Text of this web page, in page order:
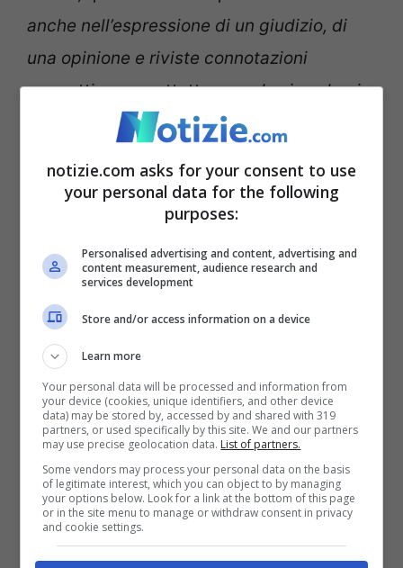
anche nell’espressione di un giudizio, di
una opinione e riviste connotazioni
soggettive soprattutto quando si svolge in
ambito sindacale“.
Il braccio di ferro tra
Conad e la dipendente
E’ stato un lungo braccio di ferro tra Conad e la
dipendente © Ansa
notizie.com asks for your consent to use
your personal data for the following
purposes:
Personalised advertising and content, advertising and
content measurement, audience research and
services development
Store and/or access information on a device
Learn more
Your personal data will be processed and information from
your device (cookies, unique identifiers, and other device
data) may be stored by, accessed by and shared with 319
partners, or used specifically by this site. We and our partners
may use precise geolocation data. List of partners.
Some vendors may process your personal data on the basis
of legitimate interest, which you can object to by managing
your options below. Look for a link at the bottom of this page
or in the site menu to manage or withdraw consent in privacy
and cookie settings.